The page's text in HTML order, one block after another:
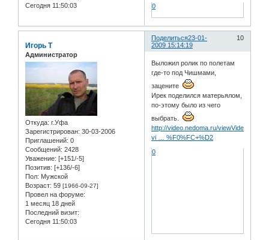
Сегодня 11:50:03
0
Поделиться 10
23-01-
2009 15:14:19
Игорь Т
Администратор
Откуда: г.Уфа
Зарегистрирован: 30-03-2006
Приглашений: 0
Сообщений: 2428
Уважение: [+151/-5]
Позитив: [+136/-6]
Пол: Мужской
Возраст: 59 [1966-09-27]
Провел на форуме:
1 месяц 18 дней
Последний визит:
Сегодня 11:50:03
Выложил ролик по полетам
где-то под Чишмами,
зацените
Ирек поделился матерьялом,
по-этому было из чего
выбрать.
http://video.nedoma.ru/viewVideo.php?
vi … %F0%FC+%D2
0